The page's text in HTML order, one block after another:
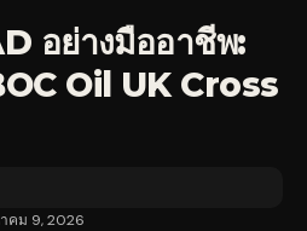
อย่างมืออาชีพ:
Oil UK Cross
คม 9, 2026